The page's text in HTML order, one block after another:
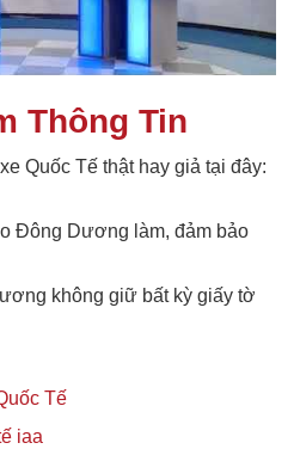
Thông Tin
Quốc Tế thật hay giả tại đây:
Đông Dương làm, đảm bảo
không giữ bất kỳ giấy tờ
Tế
iaa